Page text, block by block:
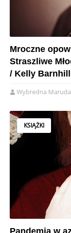
Mroczne
Straszliwe
/ Kelly Barnhill
Wybredna Maruda
KSIĄŻKI
Pandemia w